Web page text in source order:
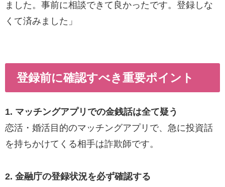
ました。事前に相談できて良かったです。登録しな
くて済みました」
登録前に確認すべき重要ポイント
1. マッチングアプリでの金銭話は全て疑う
恋活・婚活目的のマッチングアプリで、急に投資話
を持ちかけてくる相手は詐欺師です。
2. 金融庁の登録状況を必ず確認する